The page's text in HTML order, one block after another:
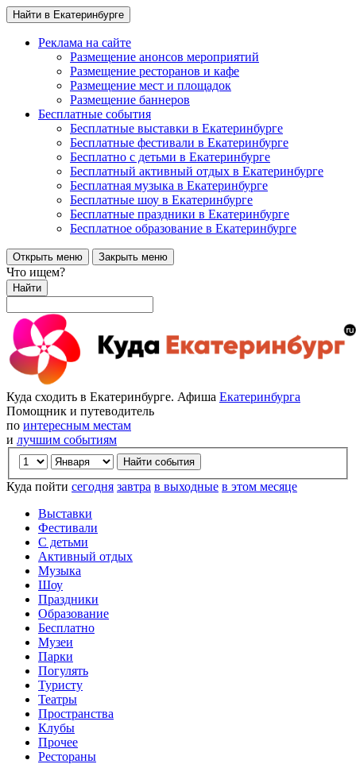
Найти в Екатеринбурге
Реклама на сайте
Размещение анонсов мероприятий
Размещение ресторанов и кафе
Размещение мест и площадок
Размещение баннеров
Бесплатные события
Бесплатные выставки в Екатеринбурге
Бесплатные фестивали в Екатеринбурге
Бесплатно с детьми в Екатеринбурге
Бесплатный активный отдых в Екатеринбурге
Бесплатная музыка в Екатеринбурге
Бесплатные шоу в Екатеринбурге
Бесплатные праздники в Екатеринбурге
Бесплатное образование в Екатеринбурге
Открыть меню Закрыть меню
Что ищем?
Найти
Куда сходить в Екатеринбурге. Афиша Екатеринбурга
Помощник и путеводитель
по интересным местам
и лучшим событиям
Куда пойти сегодня завтра в выходные в этом месяце
Выставки
Фестивали
С детьми
Активный отдых
Музыка
Шоу
Праздники
Образование
Бесплатно
Музеи
Парки
Погулять
Туристу
Театры
Пространства
Клубы
Прочее
Рестораны